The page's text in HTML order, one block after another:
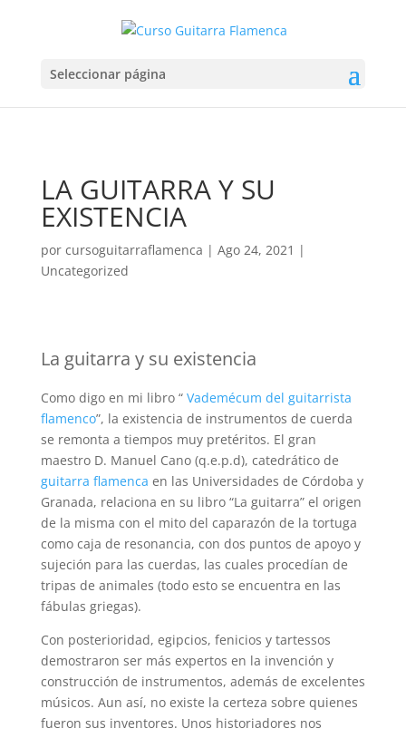
Seleccionar página
LA GUITARRA Y SU
EXISTENCIA
por cursoguitarraflamenca | Ago 24, 2021 |
Uncategorized
La guitarra y su existencia
Como digo en mi libro “Vademécum del guitarrista
flamenco”, la existencia de instrumentos de cuerda
se remonta a tiempos muy pretéritos. El gran
maestro D. Manuel Cano (q.e.p.d), catedrático de
guitarra flamenca en las Universidades de Córdoba y
Granada, relaciona en su libro “La guitarra” el origen
de la misma con el mito del caparazón de la tortuga
como caja de resonancia, con dos puntos de apoyo y
sujeción para las cuerdas, las cuales procedían de
tripas de animales (todo esto se encuentra en las
fábulas griegas).
Con posterioridad, egipcios, fenicios y tartessos
demostraron ser más expertos en la invención y
construcción de instrumentos, además de excelentes
músicos. Aun así, no existe la certeza sobre quienes
fueron sus inventores. Unos historiadores nos